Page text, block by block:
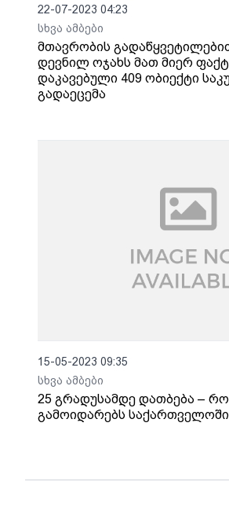
22-07-2023 04:23
სხვა ამბები
მთავრობის
დევნილ ოჯახს მათ მიერ
დაკავებული 409 ობიექტი
გადაეცემა
15-05-2023 09:35
სხვა ამბები
25 გრადუსამდე დათბება –
გამოიდარებს საქართველოში